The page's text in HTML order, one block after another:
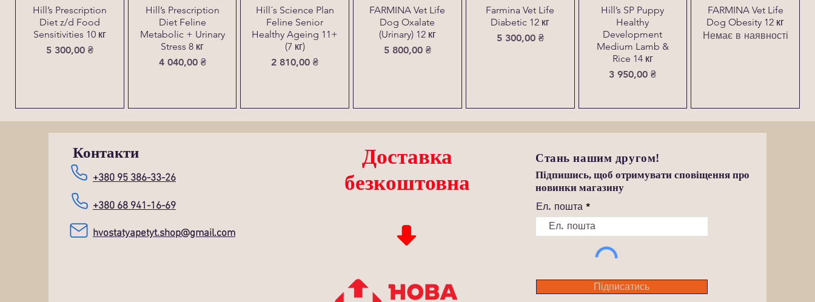
Hill’s Prescription
Diet z/d Food
Sensitivities 10 кг
Ціна
5 300,00 ₴
Hill’s Prescription
Diet Feline
Metabolic + Urinary
Stress 8 кг
Ціна
4 040,00 ₴
Hill´s Science Plan
Feline Senior
Healthy Ageing 11+
(7 кг)
Ціна
2 810,00 ₴
FARMINA Vet Life
Dog Oxalate
(Urinary) 12 кг
Ціна
5 800,00 ₴
Farmina Vet Life
Diabetic 12 кг
Ціна
5 300,00 ₴
Hill’s SP Puppy
Healthy
Development
Medium Lamb &
Rice 14 кг
Ціна
3 950,00 ₴
FARMINA Vet Life
Dog Obesity 12 кг
Немає в наявності
Контакти
+380 95 386-33-26
+380 68 941-16-69
hvostatyapetyt.shop@gmail.com
Доставка
безкоштовна
Стань нашим другом!
Підпишись, щоб отримувати сповіщення про
новинки магазину
Ел. пошта
Підписатись